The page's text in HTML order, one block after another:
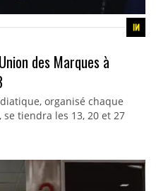
des Marques à
organisé chaque
tiendra les 13, 20 et 27